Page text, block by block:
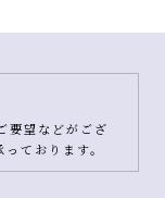
要望などがござ
ております。